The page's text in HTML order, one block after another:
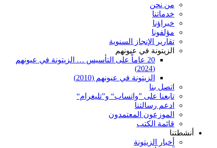
من نحن
خدماتنا
خبراؤنا
مؤلفونا
تقارير الإنجاز السنوية
الزيتونة في عيونهم
20 عاماً على التأسيس … الزيتونة في عيونهم
(2024)
الزيتونة في عيونهم (2010)
اتصل بنا
تابعنا على ”واتساب“ و”تليغرام“
ادعم رسالتنا
الموزعون المعتمدون
قائمة الكتب
أنشطتنا
أخبار الزيتونة